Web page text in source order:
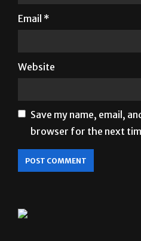
Email *
Website
Save my name, email,
browser for the next